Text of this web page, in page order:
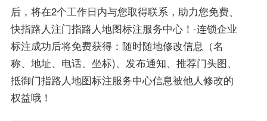
后，将在2个工作日内与您取得联系，助力您免费、
快指路人注门指路人地图标注服务中心！-连锁企业
标注成功后将免费获得：随时随地修改信息（名
称、地址、电话、坐标)、发布通知、推荐门头图、
抵御门指路人地图标注服务中心信息被他人修改的
权益哦！